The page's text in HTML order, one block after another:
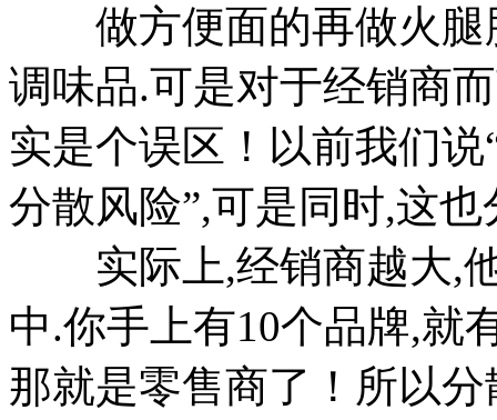
做方便面的再做火腿
调味品.可是对于经销商
实是个误区！以前我们
分散风险”,可是同时,这
实际上,经销商越大,他
中.你手上有10个品牌,就
那就是零售商了！所以